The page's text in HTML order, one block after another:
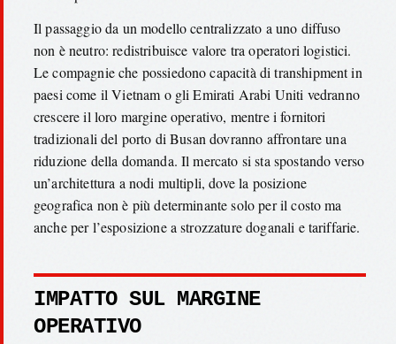
Il passaggio da un modello centralizzato a uno diffuso
non è neutro: redistribuisce valore tra operatori logistici.
Le compagnie che possiedono capacità di transhipment in
paesi come il Vietnam o gli Emirati Arabi Uniti vedranno
crescere il loro margine operativo, mentre i fornitori
tradizionali del porto di Busan dovranno affrontare una
riduzione della domanda. Il mercato si sta spostando verso
un’architettura a nodi multipli, dove la posizione
geografica non è più determinante solo per il costo ma
anche per l’esposizione a strozzature doganali e tariffarie.
IMPATTO SUL MARGINE
OPERATIVO